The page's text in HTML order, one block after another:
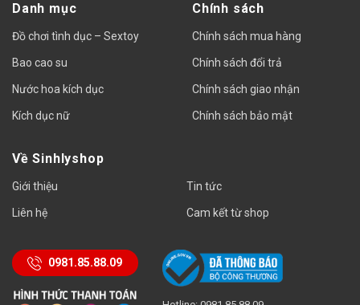
Danh mục
Đồ chơi tình dục – Sextoy
Bao cao su
Nước hoa kích dục
Kích dục nữ
Chính sách
Chính sách mua hàng
Chính sách đổi trả
Chính sách giao nhận
Chính sách bảo mật
Về Sinhlyshop
Giới thiệu
Liên hệ
Tin tức
Cam kết từ shop
0981.85.88.09